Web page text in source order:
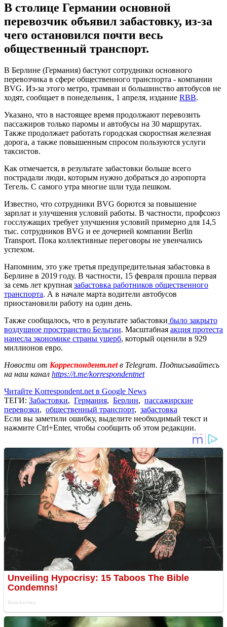
В столице Германии основной
перевозчик объявил забастовку, из-за
чего остановился почти весь
общественный транспорт.
В Берлине (Германия) бастуют сотрудники основного
перевозчика в сфере общественного транспорта - компании
BVG. Из-за этого метро, ​​трамваи и большинство автобусов не
ходят, сообщает в понедельник, 1 апреля, издание RBB.
Указано, что в настоящее время продолжают перевозить
пассажиров только паромы и автобусы на 30 маршрутах.
Также продолжает работать городская скоростная железная
дорога, а также повышенным спросом пользуются услуги
таксистов.
Как отмечается, в результате забастовки больше всего
пострадали люди, которым нужно добраться до аэропорта
Тегель. С самого утра многие шли туда пешком.
Известно, что сотрудники BVG борются за повышение
зарплат и улучшения условий работы. В частности, профсоюз
госслужащих требует улучшения условий примерно для 14,5
тыс. сотрудников BVG и ее дочерней компании Berlin
Transport. Пока коллективные переговоры не увенчались
успехом.
Напомним, это уже третья предупредительная забастовка в
Берлине в 2019 году. В частности, 15 февраля прошла первая
за семь лет крупная забастовка работников общественного
транспорта. А в начале марта водители автобусов
приостановили работу на один день.
Также сообщалось, что в результате забастовки было закрыто
воздушное пространство Бельгии. Масштабная акция протеста
нанесла экономике страны ущерб, который оценили в 929
миллионов евро.
Новости от Корреспондент.netв Telegram. Подписывайтесь
на наш канал https://t.me/korrespondentnet
Читайте Korrespondent.net в Google News
ТЕГИ: Забастовки, Германия, Берлин, пассажирские
перевозки, общественный транспорт, забастовка
Если вы заметили ошибку, выделите необходимый текст и
нажмите Ctrl+Enter, чтобы сообщить об этом редакции.